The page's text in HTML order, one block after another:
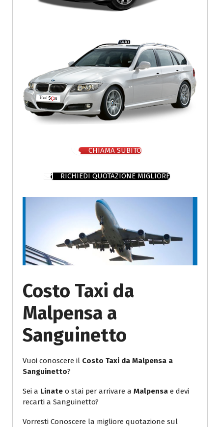
CHIAMA SUBITO
RICHIEDI QUOTAZIONE MIGLIORE
Costo Taxi da
Malpensa a
Sanguinetto
Vuoi conoscere il Costo Taxi da Malpensa a
Sanguinetto?
Sei a Linate o stai per arrivare a Malpensa e devi
recarti a Sanguinetto?
Vorresti Conoscere la migliore quotazione sul